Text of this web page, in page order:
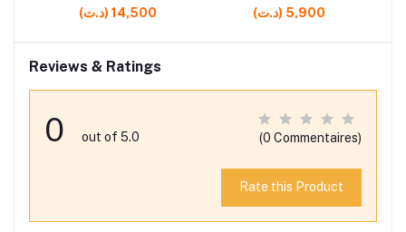
– Rangement Pratique
(د.ت) 14,500
et hygiénique
(د.ت) 5,900
Reviews & Ratings
0 out of 5.0 (0 Commentaires)
Rate this Product